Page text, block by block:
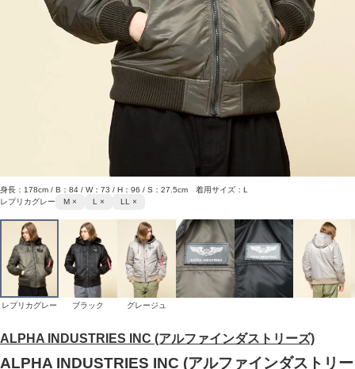
ALPHA INDUSTRIES INC (アルファインダストリーズ)
ALPHA INDUSTRIES INC (アルファインダストリー
身長：178cm / B：84 / W：73 / H：96 / S：27.5cm 着用サイズ：L
レプリカグレー
M × L × LL ×
レプリカグレー ブラック グレージュ